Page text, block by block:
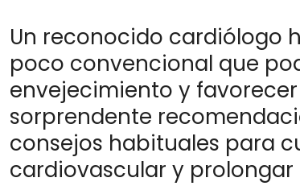
Un reconocido cardiólogo
poco convencional que
envejecimiento y
sorprendente
consejos habituales para
cardiovascular y prolongar